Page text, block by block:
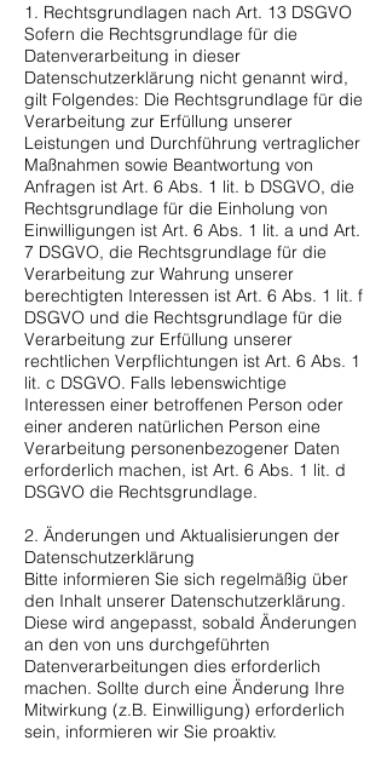
1. Rechtsgrundlagen nach Art. 13 DSGVO
Sofern die Rechtsgrundlage für die
Datenverarbeitung in dieser
Datenschutzerklärung nicht genannt wird,
gilt Folgendes: Die Rechtsgrundlage für die
Verarbeitung zur Erfüllung unserer
Leistungen und Durchführung vertraglicher
Maßnahmen sowie Beantwortung von
Anfragen ist Art. 6 Abs. 1 lit. b DSGVO, die
Rechtsgrundlage für die Einholung von
Einwilligungen ist Art. 6 Abs. 1 lit. a und Art.
7 DSGVO, die Rechtsgrundlage für die
Verarbeitung zur Wahrung unserer
berechtigten Interessen ist Art. 6 Abs. 1 lit. f
DSGVO und die Rechtsgrundlage für die
Verarbeitung zur Erfüllung unserer
rechtlichen Verpflichtungen ist Art. 6 Abs. 1
lit. c DSGVO. Falls lebenswichtige
Interessen einer betroffenen Person oder
einer anderen natürlichen Person eine
Verarbeitung personenbezogener Daten
erforderlich machen, ist Art. 6 Abs. 1 lit. d
DSGVO die Rechtsgrundlage.
2. Änderungen und Aktualisierungen der
Datenschutzerklärung
Bitte informieren Sie sich regelmäßig über
den Inhalt unserer Datenschutzerklärung.
Diese wird angepasst, sobald Änderungen
an den von uns durchgeführten
Datenverarbeitungen dies erforderlich
machen. Sollte durch eine Änderung Ihre
Mitwirkung (z.B. Einwilligung) erforderlich
sein, informieren wir Sie proaktiv.